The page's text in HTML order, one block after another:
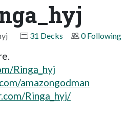
31 Decks 0 Following
Ringa_hyj
amazongodman
Ringa_hyj/